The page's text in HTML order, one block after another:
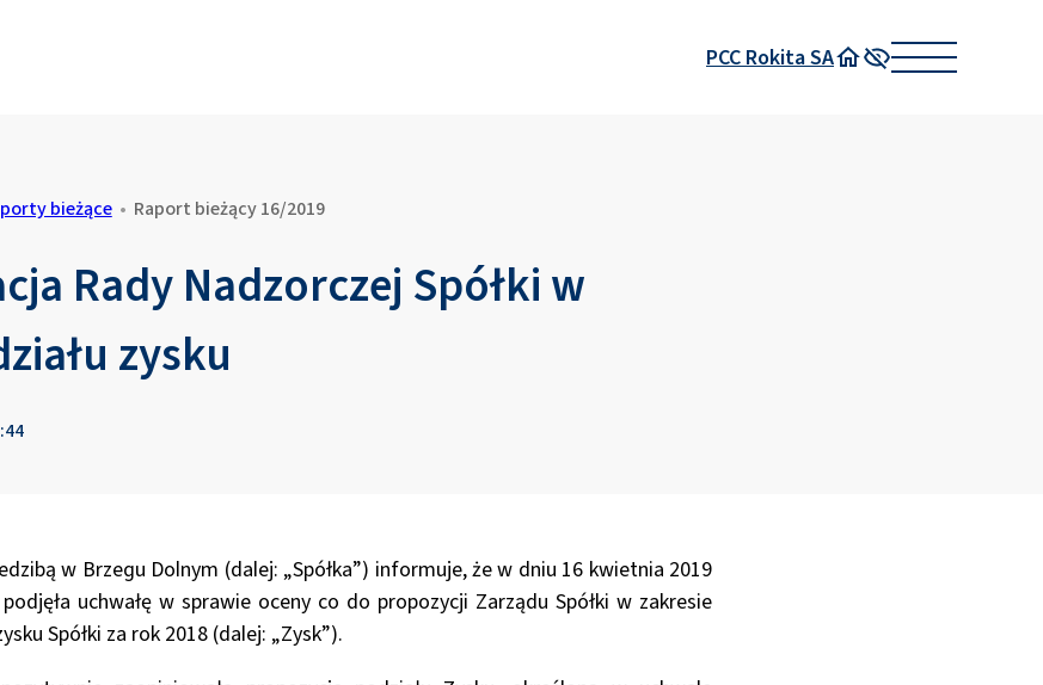
PCC Rokita SA
Strona główna
Wysoki kontrast
bieżące • Raport bieżący 16/2019
Rady Nadzorczej Spółki w
zysku
w Brzegu Dolnym (dalej: „Spółka”) informuje, że w dniu 16 kwietnia 2019
uchwałę w sprawie oceny co do propozycji Zarządu Spółki w zakresie
Spółki za rok 2018 (dalej: „Zysk”).